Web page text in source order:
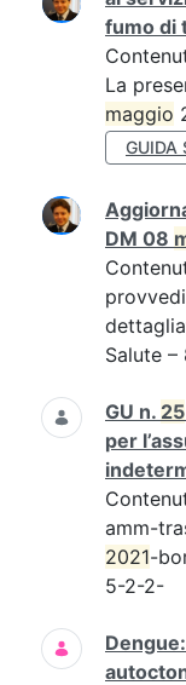
fumo di
La
maggio
GUIDA
DM 08
Salute –
GU n. 25
per
amm-
2021-
5-2-2-